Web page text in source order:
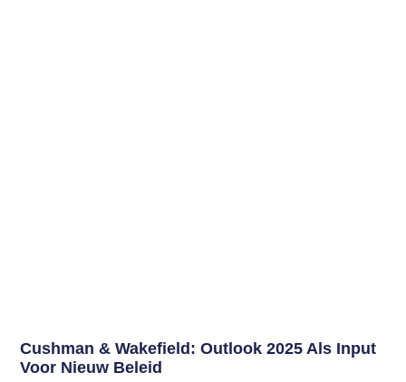
Cushman & Wakefield: Outlook 2025 Als Input
Voor Nieuw Beleid